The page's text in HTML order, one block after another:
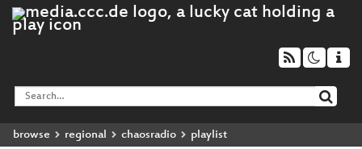
browse regional chaosradio playlist